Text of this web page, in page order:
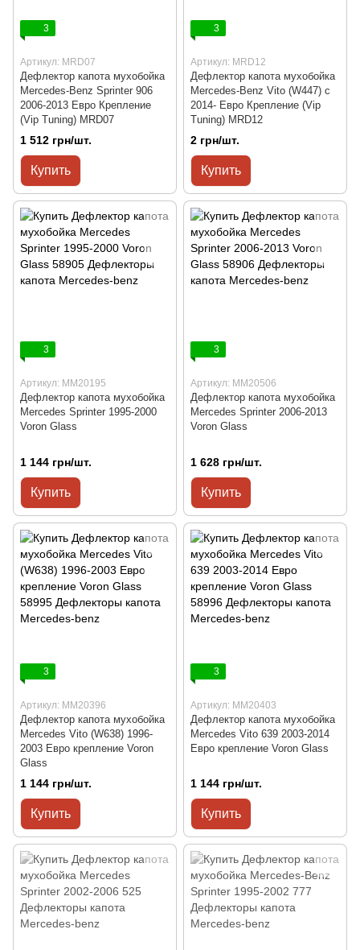
3
Артикул: MRD07
Дефлектор капота мухобойка
Mercedes-Benz Sprinter 906
2006-2013 Евро Крепление
(Vip Tuning) MRD07
1 512 грн/шт.
Купить
3
Артикул: MRD12
Дефлектор капота мухобойка
Mercedes-Benz Vito (W447) c
2014- Евро Крепление (Vip
Tuning) MRD12
2 грн/шт.
Купить
3
Артикул: MM20195
Дефлектор капота мухобойка
Mercedes Sprinter 1995-2000
Voron Glass
1 144 грн/шт.
Купить
3
Артикул: MM20506
Дефлектор капота мухобойка
Mercedes Sprinter 2006-2013
Voron Glass
1 628 грн/шт.
Купить
3
Артикул: MM20396
Дефлектор капота мухобойка
Mercedes Vito (W638) 1996-
2003 Евро крепление Voron
Glass
1 144 грн/шт.
Купить
3
Артикул: MM20403
Дефлектор капота мухобойка
Mercedes Vito 639 2003-2014
Евро крепление Voron Glass
1 144 грн/шт.
Купить